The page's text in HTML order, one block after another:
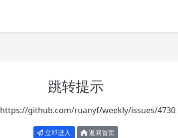
跳转提示
https://github.com/ruanyf/weekly/issues/4730
立即进入 返回首页